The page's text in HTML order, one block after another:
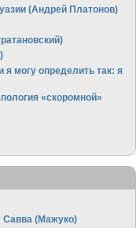
(Андрей Платонов)
могу опpеделить так: я
«скоромной»
Савва (Мажуко)